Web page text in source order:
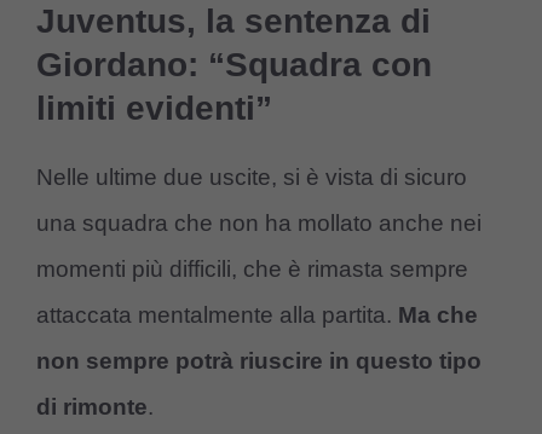
Juventus, la sentenza di
Giordano: “Squadra con
limiti evidenti”
Nelle ultime due uscite, si è vista di sicuro
una squadra che non ha mollato anche nei
momenti più difficili, che è rimasta sempre
attaccata mentalmente alla partita. Ma che
non sempre potrà riuscire in questo tipo
di rimonte.